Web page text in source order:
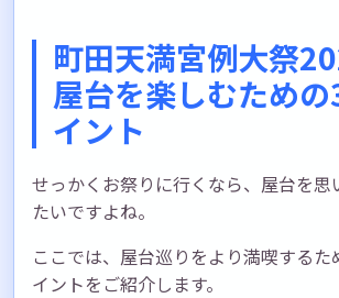
町田天満宮例大祭
屋台を楽しむため
イント
せっかくお祭りに行くなら、屋台を思
たいですよね。
ここでは、屋台巡りをより満喫するた
イントをご紹介します。